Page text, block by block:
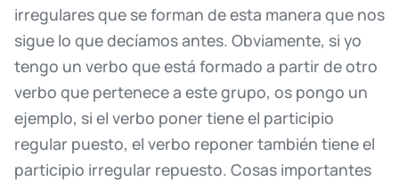
irregularesque seforman deesta manera que nos
sigue lo quedecíamosantes. Obviamente, si yo
tengo un verbo queestá formado a partir deotro
verbo que pertenecea estegrupo, os pongo un
ejemplo, si el verbo poner tieneel participio
regular puesto, el verbo reponer también tieneel
participio irregular repuesto. Cosas importantes